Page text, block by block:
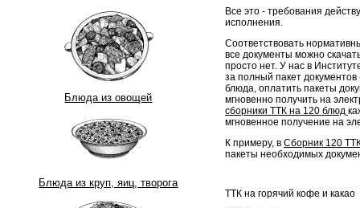
Блюда из овощей
Блюда из круп, яиц, творога
Все это - требования
исполнения.
Соответствовать
все документы можно
просто нет. У нас в
за полный пакет документов
блюда, оплатить пакеты
мгновенно получить на
сборники ТТК на 120 блюд
мгновенное получение на
К примеру, в Сборник 120
пакеты необходимых
ТТК на горячий кофе и какао